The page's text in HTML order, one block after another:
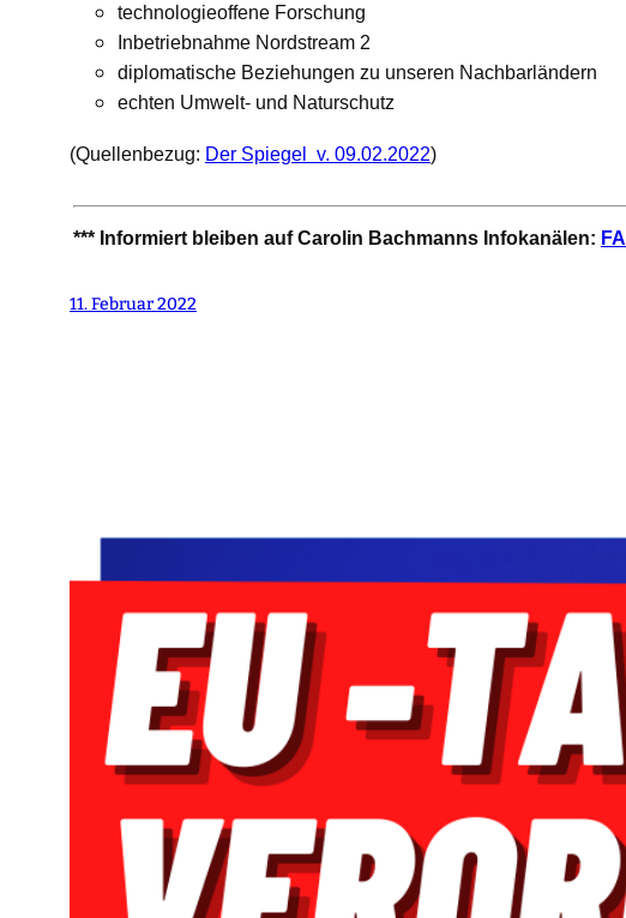
technologieoffene Forschung
Inbetriebnahme Nordstream 2
diplomatische Beziehungen zu unseren Nachbarländern
echten Umwelt- und Naturschutz
(Quellenbezug: Der Spiegel v. 09.02.2022)
*** Informiert bleiben auf Carolin Bachmanns Infokanälen:
11. Februar 2022